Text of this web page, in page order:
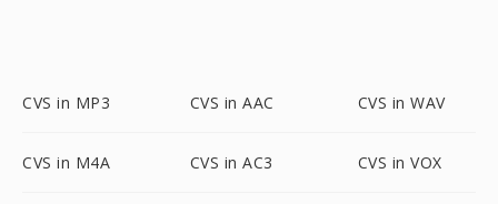
CVS in MP3 CVS in AAC CVS in WAV
CVS in M4A CVS in AC3 CVS in VOX